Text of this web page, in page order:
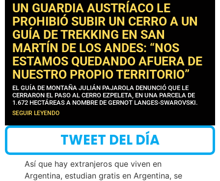
UN GUARDIA AUSTRÍACO LE
PROHIBIÓ SUBIR UN CERRO A UN
GUÍA DE TREKKING EN SAN
MARTÍN DE LOS ANDES: “NOS
ESTAMOS QUEDANDO AFUERA DE
NUESTRO PROPIO TERRITORIO”
EL GUÍA DE MONTAÑA JULIÁN PAJAROLA DENUNCIÓ QUE LE
CERRARON EL PASO AL CERRO EZPELETA, EN UNA PARCELA DE
1.672 HECTÁREAS A NOMBRE DE GERNOT LANGES-SWAROVSKI.
SEGUIR LEYENDO
TWEET DEL DÍA
Así que hay extranjeros que viven en
Argentina, estudian gratis en Argentina, se